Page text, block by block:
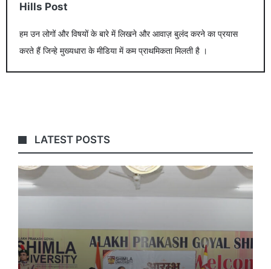
Hills Post
हम उन लोगों और विषयों के बारे में लिखने और आवाज़ बुलंद करने का प्रयास
करते हैं जिन्हे मुख्यधारा के मीडिया में कम प्राथमिकता मिलती है ।
LATEST POSTS